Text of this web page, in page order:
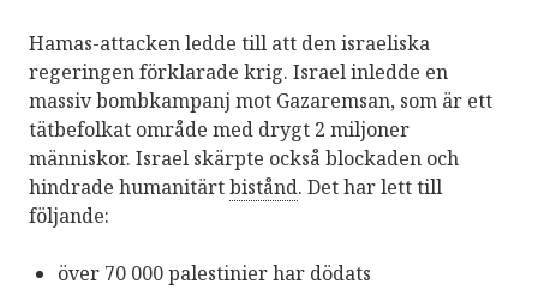
rekommenderar att det internationella
samfundet inför sanktioner mot Israel för
att avsluta ockupationen.
Källa:Rapport från FN:s specialrapportör om
människorättssituationen i de ockuperade
palestinska områdena (2019)
Hamas-attacken ledde till att den israeliska
regeringen förklarade krig. Israel inledde en
massiv bombkampanj mot Gazaremsan, som är ett
tätbefolkat område med drygt 2 miljoner
människor. Israel skärpte också blockaden och
hindrade humanitärtbistånd. Det har lett till
följande:
över 70 000 palestinier har dödats